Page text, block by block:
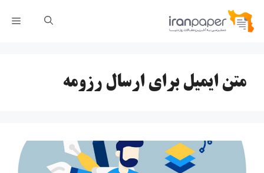
پرش
متن ایمیل برای ارسال رزومه